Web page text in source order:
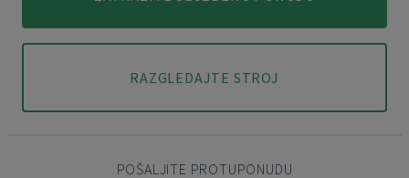
RAZGLEDAJTE STROJ
POŠALJITE PROTUPONUDU